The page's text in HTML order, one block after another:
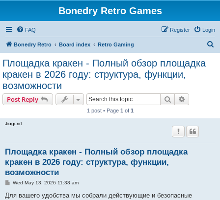
Bonedry Retro Games
FAQ Login
Register
Bonedry Retro Board index Retro Gaming
Площадка кракен - Полный обзор площадка
кракен в 2026 году: структура, функции,
возможности
Post Reply Search
1 post • Page 1 of 1
Jiogcrirl
Площадка кракен - Полный обзор площадка
кракен в 2026 году: структура, функции,
возможности
P
s
Wed May 13, 2026 11:38 am
Для вашего удобства мы собрали действующие и безопасные